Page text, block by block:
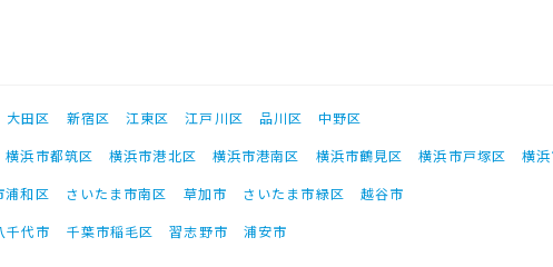
大田区 新宿区 江東区 江戸川区 品川区
中野区
横浜市都筑区 横浜市港北区 横浜市港南区 横浜市鶴見区 横浜市戸塚区
横
浦和区 さいたま市南区 草加市 さいたま市緑区
越谷市
千代市 千葉市稲毛区 習志野市 浦安市